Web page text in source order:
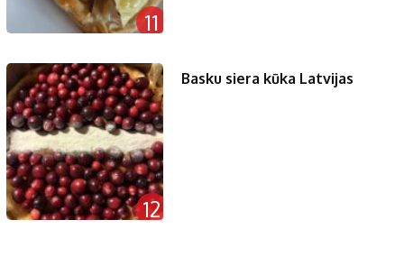
11
12
Basku siera kūka Latvijas